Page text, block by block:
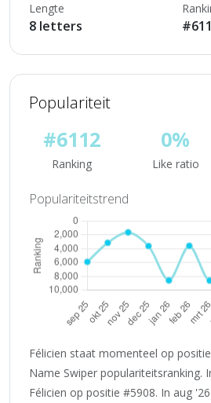
Lengte
8 letters
Populariteit
#6112
Ranking
0%
Like ratio
Populariteitstrend
Félicien staat momenteel op
Name Swiper populariteitsranking.
Félicien op positie #5908. In aug